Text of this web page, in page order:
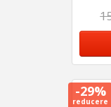
-29%
reducere